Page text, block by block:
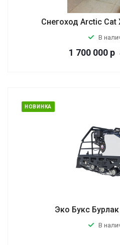
Cнегоход Arctic Cat
В
1 700 000 р
НОВИНКА
Эко Букс
В